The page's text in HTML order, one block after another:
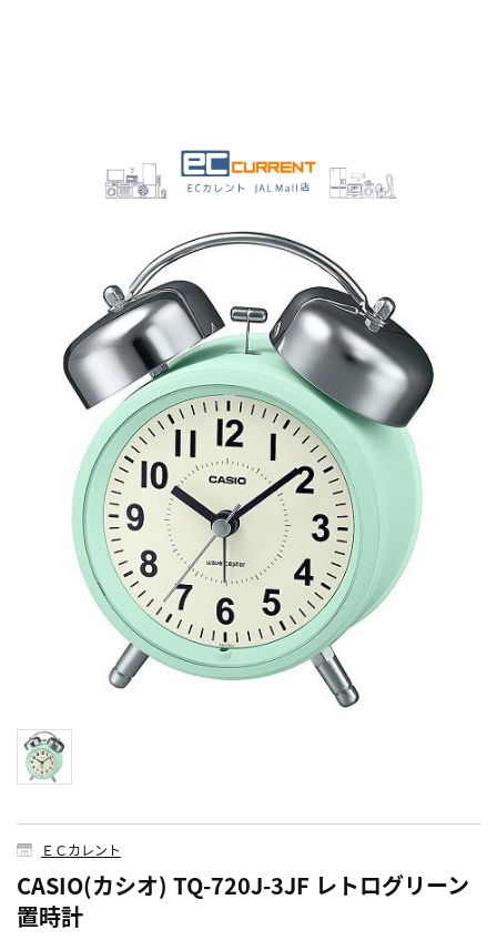
ＥＣカレント
CASIO(カシオ) TQ-720J-3JF レトログリーン
置時計